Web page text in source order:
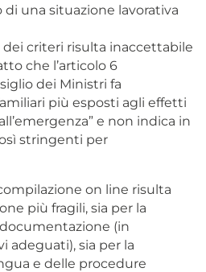
una situazione lavorativa
criteri risulta inaccettabile
che l’articolo 6
dei Ministri fa
più esposti agli effetti
e non indica in
stringenti per
on line risulta
più fragili, sia per la
(in
adeguati), sia per la
e delle procedure